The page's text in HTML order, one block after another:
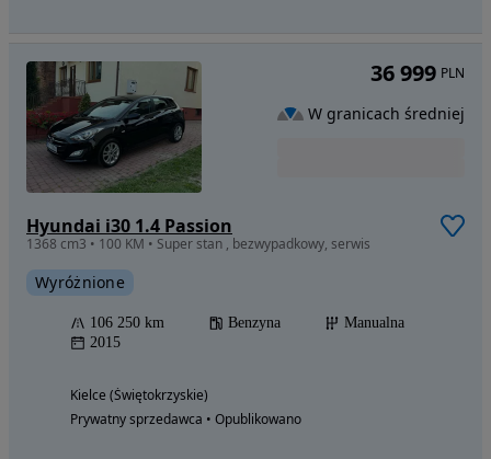
Hyundai i30 1.4 Passion
1368 cm3 • 100 KM • Super stan , bezwypadkowy, serwis
Wyróżnione
106 250 km Benzyna
Manualna
2015
Kielce (Świętokrzyskie)
Prywatny sprzedawca • Opublikowano
36 999 PLN
W granicach średniej